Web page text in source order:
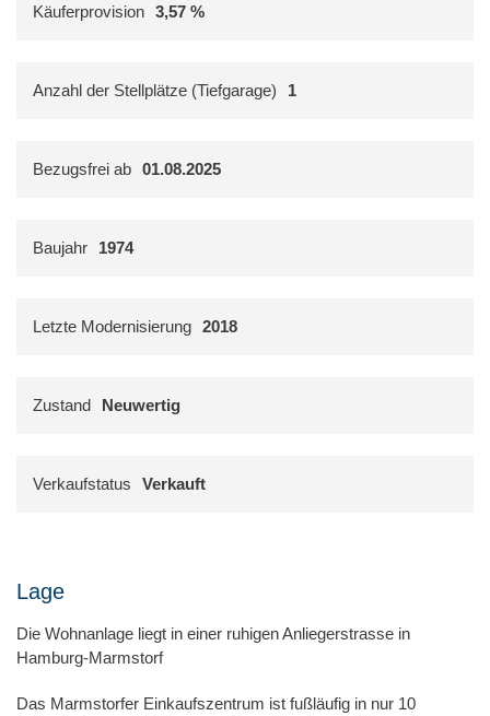
Käuferprovision 3,57 %
Anzahl der Stellplätze (Tiefgarage) 1
Bezugsfrei ab 01.08.2025
Baujahr 1974
Letzte Modernisierung 2018
Zustand Neuwertig
Verkaufstatus Verkauft
Lage
Die Wohnanlage liegt in einer ruhigen Anliegerstrasse in
Hamburg-Marmstorf
Das Marmstorfer Einkaufszentrum ist fußläufig in nur 10